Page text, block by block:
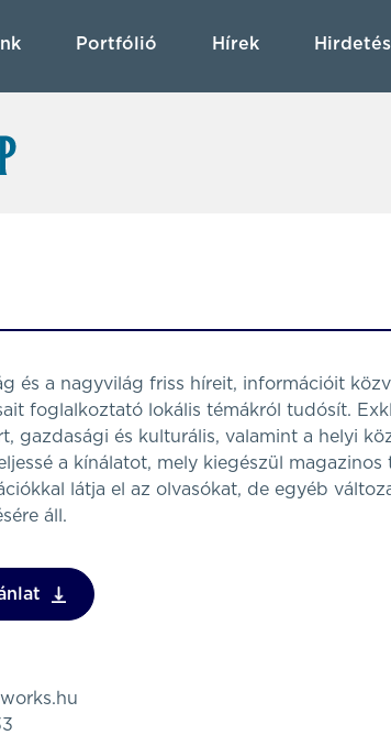
Portfólió Hírek Hirdetés
és a nagyvilág friss híreit, információit
foglalkoztató lokális témákról tudósít.
gazdasági és kulturális, valamint a helyi
a kínálatot, mely kiegészül magazinos
látja el az olvasókat, de egyéb
áll.